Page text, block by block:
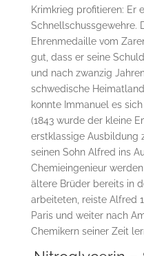
Krimkrieg profitieren: Er
Schnellschussgewehre.
Ehrenmedaille vom
gut, dass er seine
und nach zwanzig
schwedische
konnte Immanuel es
(1843 wurde der kleine
erstklassige Ausbildung
seinen Sohn Alfred ins
Chemieingenieur
ältere Brüder bereits in
arbeiteten, reiste Alfred
Paris und weiter nach
Chemikern seiner Zeit